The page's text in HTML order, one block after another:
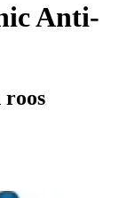
Anti-
roos